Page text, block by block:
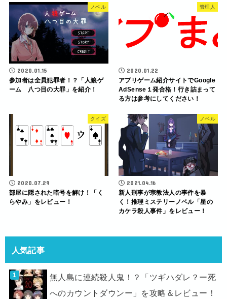
ノベル
2020.01.15
参加者は全員犯罪者！？「人狼ゲ
ーム 八つ目の大罪」を紹介！
管理人
2020.01.22
アプリゲーム紹介サイトでGoogle
AdSense１発合格！行き詰まって
る方は参考にしてください！
クイズ
2020.07.29
部屋に隠された暗号を解け！「く
らやみ」をレビュー！
ノベル
2021.04.16
新人刑事が宗教法人の事件を暴
く！推理ミステリーノベル「星の
カケラ殺人事件」をレビュー！
人気記事
無人島に連続殺人鬼！？「ツギハダレ？ー死
へのカウントダウンー」を攻略＆レビュー！